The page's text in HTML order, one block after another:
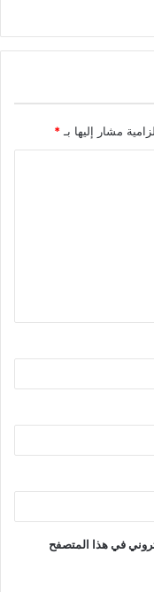
مشار إليها بـ *
في هذا المتصفح